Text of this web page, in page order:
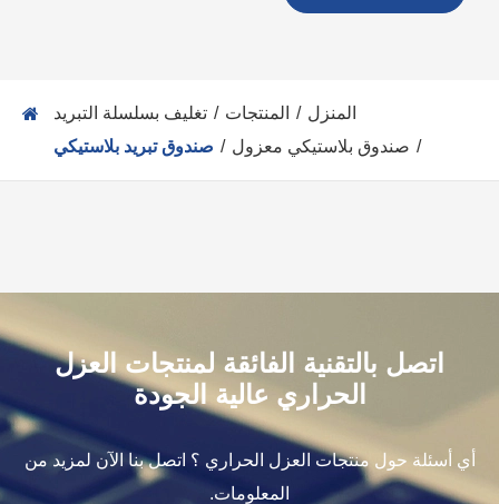
المنزل المنتجات
تغليف بسلسلة التبريد
صندوق بلاستيكي معزول
صندوق تبريد بلاستيكي
اتصل بالتقنية الفائقة لمنتجات العزل
الحراري عالية الجودة
أي أسئلة حول منتجات العزل الحراري ؟ اتصل بنا الآن لمزيد من
المعلومات.